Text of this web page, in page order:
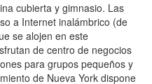
cubierta y gimnasio. Las
a Internet inalámbrico (de
se alojen en este
de centro de negocios
para grupos pequeños y
de Nueva York dispone